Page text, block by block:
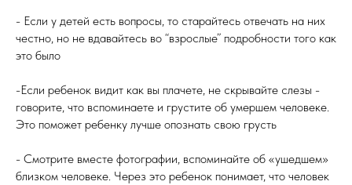
- Если у детей есть вопросы, то старайтесь отвечать на них
честно, но не вдавайтесь во “взрослые” подробности того как
это было
-Если ребенок видит как вы плачете, не скрывайте слезы -
говорите, что вспоминаете и грустите об умершем человеке.
Это поможет ребенку лучше опознать свою грусть
- Смотрите вместе фотографии, вспоминайте об «ушедшем»
близком человеке. Через это ребенок понимает, что человек